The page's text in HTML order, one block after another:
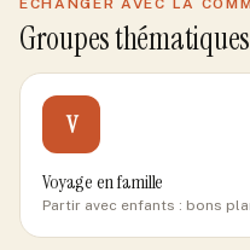
Groupes
V
Voyage en famille
Partir avec enfants : bons